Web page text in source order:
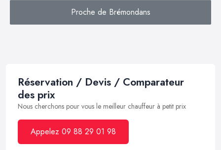
Proche de Brémondans
Réservation / Devis / Comparateur
des prix
Nous cherchons pour vous le meilleur chauffeur à petit prix
Appelez 09 88 29 01 98